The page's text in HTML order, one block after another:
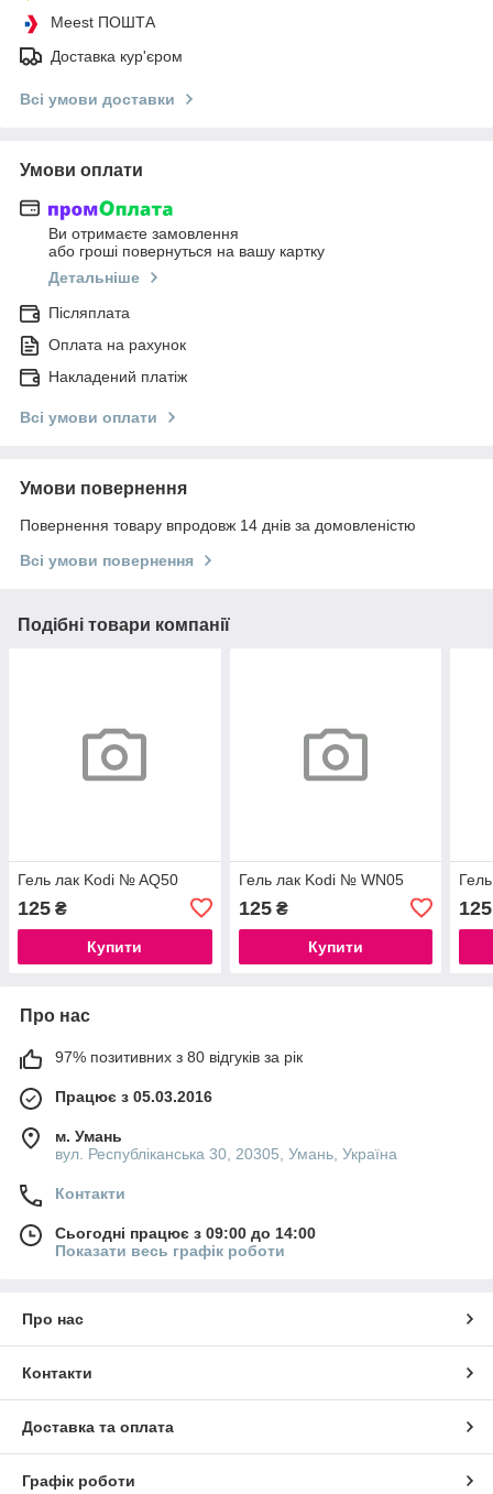
Meest ПОШТА
Доставка кур'єром
Всі умови доставки
Умови оплати
Ви отримаєте замовлення
або гроші повернуться на вашу картку
Детальніше
Післяплата
Оплата на рахунок
Накладений платіж
Всі умови оплати
Умови повернення
Повернення товару впродовж 14 днів за домовленістю
Всі умови повернення
Подібні товари компанії
Гель лак Kodi № AQ50
125 ₴
Купити
Гель лак Kodi № WN05
125₴
Купити
125
Про нас
97% позитивних з 80 відгуків за рік
Працює з 05.03.2016
м. Умань
вул. Республіканська 30, 20305, Умань, Україна
Контакти
Сьогодні працює з 09:00 до 14:00
Показати весь графік роботи
Про нас
Контакти
Доставка та оплата
Графік роботи